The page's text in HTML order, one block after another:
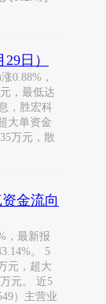
日）
0.88%，
，最低达
，胜宏科
大单资金
万元，散
金流向
，最新报
。 5
元，超大
元。 近5
）主营业